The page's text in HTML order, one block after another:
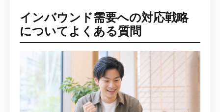
インバウンド需要への対応戦略
についてよくある質問